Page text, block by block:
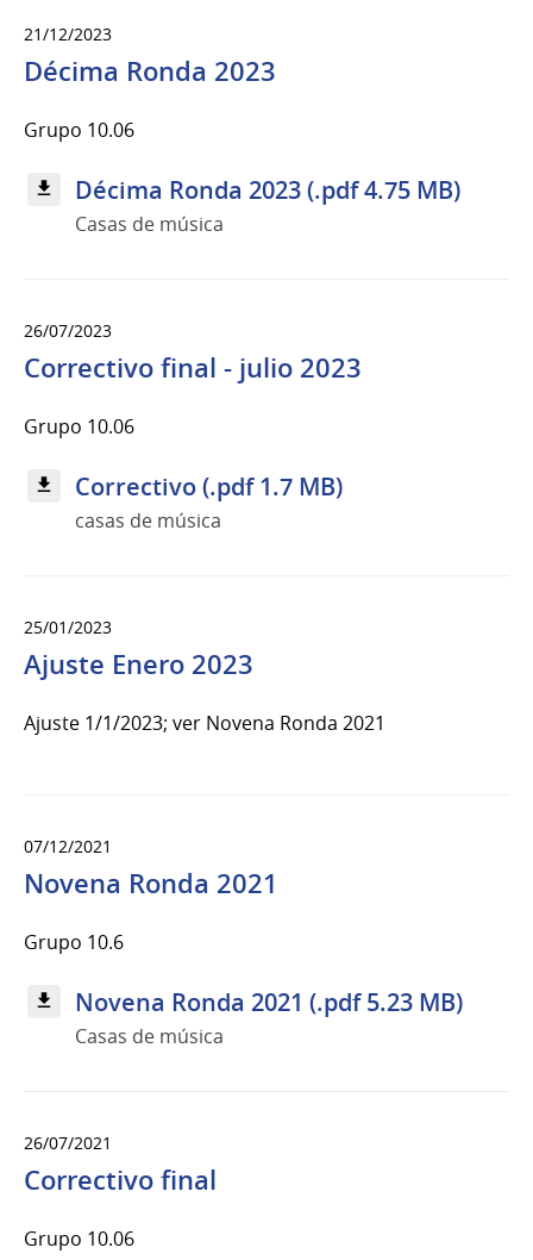
21/12/2023
Décima Ronda 2023
Grupo 10.06
Décima Ronda 2023 (.pdf 4.75 MB)
Casas de música
26/07/2023
Correctivo final - julio 2023
Grupo 10.06
Correctivo (.pdf 1.7 MB)
casas de música
25/01/2023
Ajuste Enero 2023
Ajuste 1/1/2023; ver Novena Ronda 2021
07/12/2021
Novena Ronda 2021
Grupo 10.6
Novena Ronda 2021 (.pdf 5.23 MB)
Casas de música
26/07/2021
Correctivo final
Grupo 10.06